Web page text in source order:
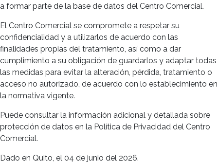
a formar parte de la base de datos del Centro Comercial.
El Centro Comercial se compromete a respetar su
confidencialidad y a utilizarlos de acuerdo con las
finalidades propias del tratamiento, así como a dar
cumplimiento a su obligación de guardarlos y adaptar todas
las medidas para evitar la alteración, pérdida, tratamiento o
acceso no autorizado, de acuerdo con lo establecimiento en
la normativa vigente.
Puede consultar la información adicional y detallada sobre
protección de datos en la Política de Privacidad del Centro
Comercial.
Dado en Quito, el 04 de junio del 2026.